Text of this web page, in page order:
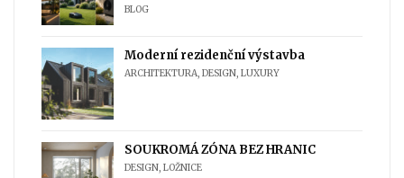
BLOG
Moderní rezidenční výstavba
ARCHITEKTURA, DESIGN, LUXURY
SOUKROMÁ ZÓNA BEZ HRANIC
DESIGN, LOŽNICE